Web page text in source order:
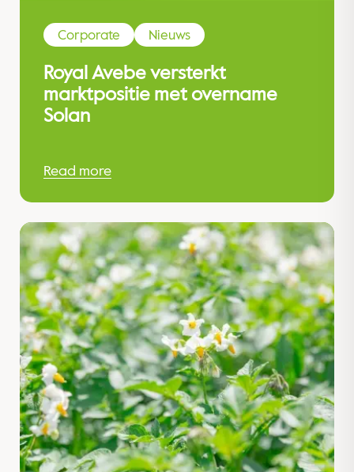
Corporate Nieuws
Royal Avebe versterkt
marktpositie met overname
Solan
Read more